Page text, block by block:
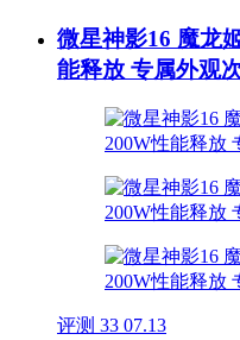
微星神影16 魔龙
能释放 专属外观
评测 33 07.13